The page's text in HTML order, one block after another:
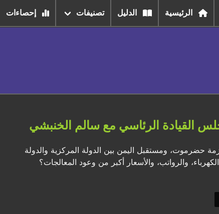
الرئيسية الدليل تصنيفات إحصاءات
القيادة الرئاسي مع سالم الخنبشي
حضرموت، ومستقبل اليمن بين الدولة المركزية والدولة
والرواتب، والأسعار أكبر من وعود المعالجات؟